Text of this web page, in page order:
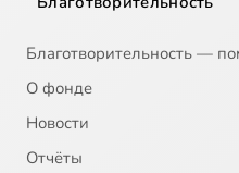
Благотворительность —
О фонде
Новости
Отчёты